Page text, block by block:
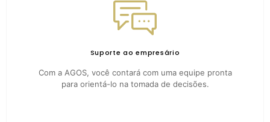
Suporte ao empresário
Com a AGOS, você contará com uma equipe pronta
para orientá-lo na tomada de decisões.